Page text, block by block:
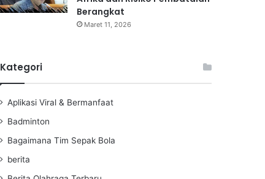
Berangkat
Maret 11, 2026
Kategori
Aplikasi Viral & Bermanfaat
Badminton
Bagaimana Tim Sepak Bola
berita